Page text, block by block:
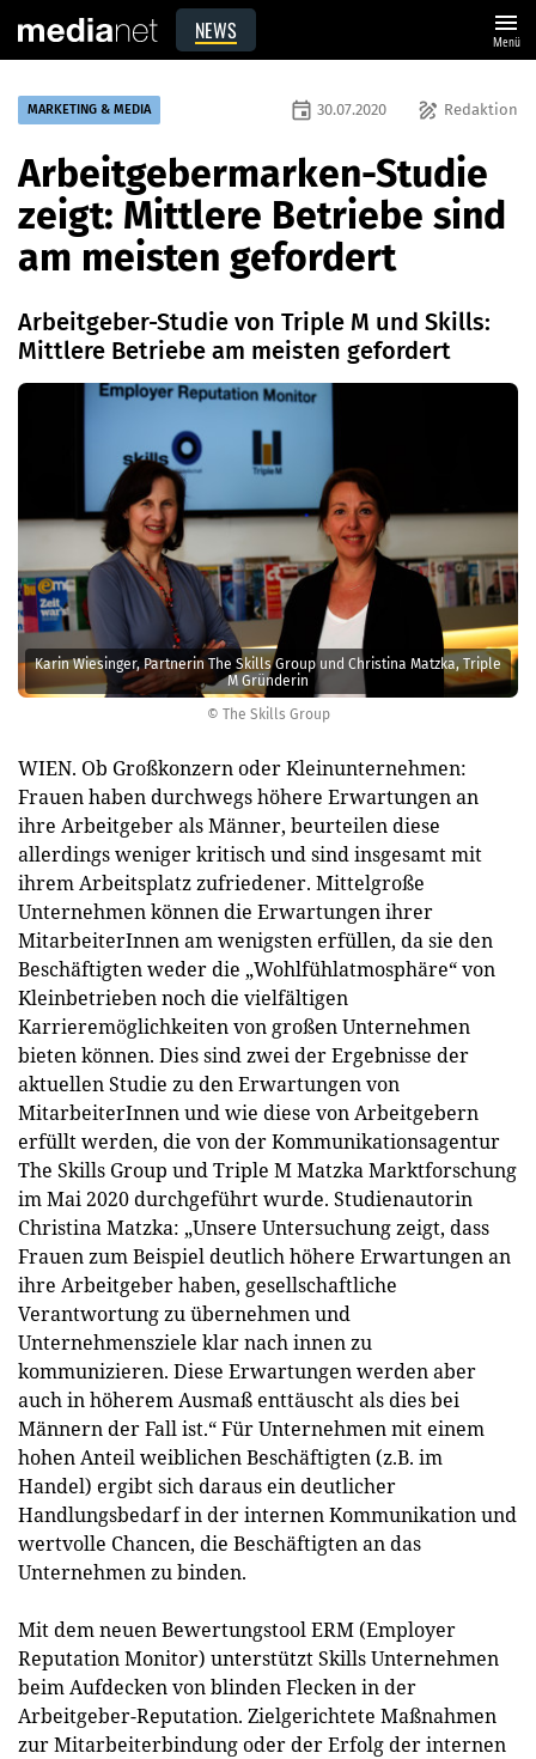
NEWS menu
Menü
© The Skills Group
Karin Wiesinger, Partnerin The Skills Group und Christina Matzka, Triple
M Gründerin
MARKETING & MEDIA draw Redaktion
event 30.07.2020
Arbeitgebermarken-Studie
zeigt: Mittlere Betriebe sind
am meisten gefordert
Arbeitgeber-Studie von Triple M und Skills:
Mittlere Betriebe am meisten gefordert
WIEN. Ob Großkonzern oder Kleinunternehmen:
Frauen haben durchwegs höhere Erwartungen an
ihre Arbeitgeber als Männer, beurteilen diese
allerdings weniger kritisch und sind insgesamt mit
ihrem Arbeitsplatz zufriedener. Mittelgroße
Unternehmen können die Erwartungen ihrer
MitarbeiterInnen am wenigsten erfüllen, da sie den
Beschäftigten weder die „Wohlfühlatmosphäre“ von
Kleinbetrieben noch die vielfältigen
Karrieremöglichkeiten von großen Unternehmen
bieten können. Dies sind zwei der Ergebnisse der
aktuellen Studie zu den Erwartungen von
MitarbeiterInnen und wie diese von Arbeitgebern
erfüllt werden, die von der Kommunikationsagentur
The Skills Group und Triple M Matzka Marktforschung
im Mai 2020 durchgeführt wurde. Studienautorin
Christina Matzka: „Unsere Untersuchung zeigt, dass
Frauen zum Beispiel deutlich höhere Erwartungen an
ihre Arbeitgeber haben, gesellschaftliche
Verantwortung zu übernehmen und
Unternehmensziele klar nach innen zu
kommunizieren. Diese Erwartungen werden aber
auch in höherem Ausmaß enttäuscht als dies bei
Männern der Fall ist.“ Für Unternehmen mit einem
hohen Anteil weiblichen Beschäftigten (z.B. im
Handel) ergibt sich daraus ein deutlicher
Handlungsbedarf in der internen Kommunikation und
wertvolle Chancen, die Beschäftigten an das
Unternehmen zu binden.
Mit dem neuen Bewertungstool ERM (Employer
Reputation Monitor) unterstützt Skills Unternehmen
beim Aufdecken von blinden Flecken in der
Arbeitgeber-Reputation. Zielgerichtete Maßnahmen
zur Mitarbeiterbindung oder der Erfolg der internen